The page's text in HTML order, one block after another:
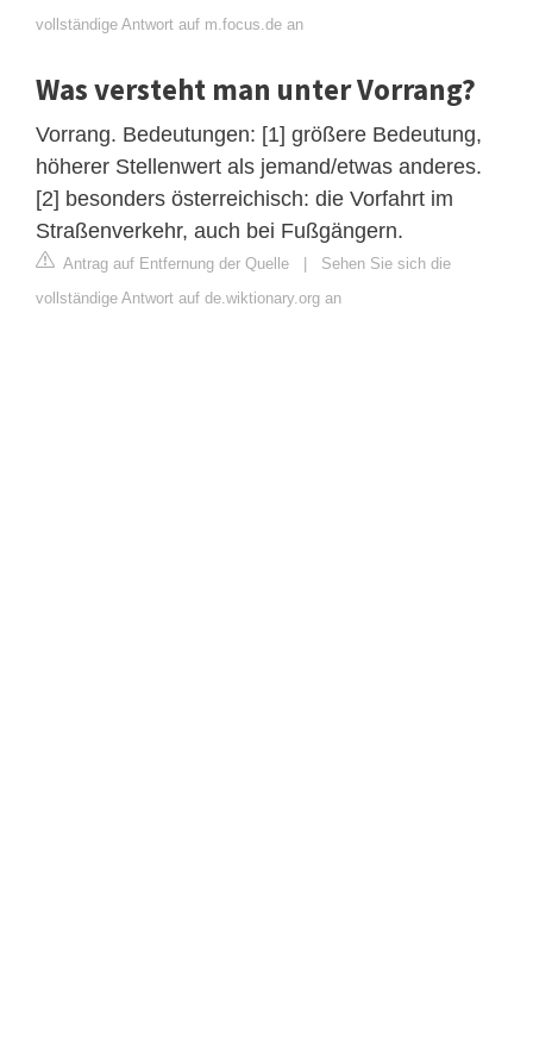
vollständige Antwort auf m.focus.de an
Was versteht man unter Vorrang?
Vorrang. Bedeutungen: [1] größere Bedeutung,
höherer Stellenwert als jemand/etwas anderes.
[2] besonders österreichisch: die Vorfahrt im
Straßenverkehr, auch bei Fußgängern.
Antrag auf Entfernung der Quelle | Sehen Sie sich die
vollständige Antwort auf de.wiktionary.org an